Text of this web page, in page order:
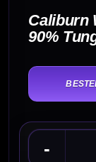
Caliburn
90%
-